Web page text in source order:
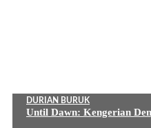
DURIAN BURUK
Until Dawn: Kengerian